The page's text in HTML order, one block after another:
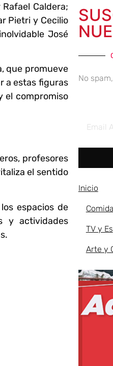
Caldera;
Pietri y Cecilio
José
que promueve
a estas figuras
el compromiso
profesores
el sentido
espacios de
y actividades
No
Inicio
TV y
Arte y